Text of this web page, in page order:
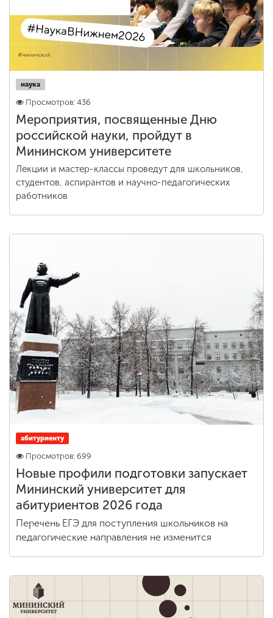
наука
Просмотров: 436
Мероприятия, посвященные Дню
российской науки, пройдут в
Мининском университете
Лекции и мастер-классы проведут для школьников,
студентов, аспирантов и научно-педагогических
работников
абитуриенту
Просмотров: 699
Новые профили подготовки запускает
Мининский университет для
абитуриентов 2026 года
Перечень ЕГЭ для поступления школьников на
педагогические направления не изменится